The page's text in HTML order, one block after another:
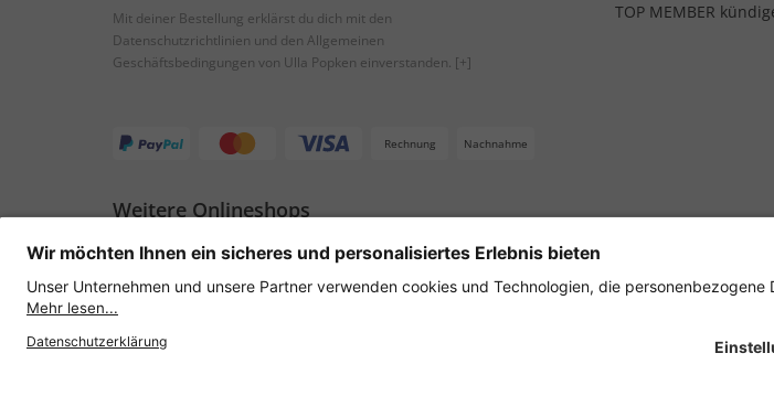
Mit deiner Bestellung erklärst du dich mit den
Datenschutzrichtlinien und den Allgemeinen
Geschäftsbedingungen von Ulla Popken einverstanden. [+]
TOP MEMBER
Rechnung Nachnahme
Weitere Onlineshops
Österreich